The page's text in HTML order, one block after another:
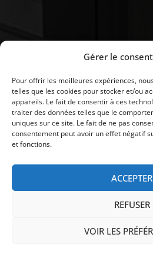
Gérer le
Pour offrir les meilleures expériences,
telles que les cookies pour stocker et/ou
appareils. Le fait de consentir à ces
traiter des données telles que le
uniques sur ce site. Le fait de ne pas
consentement peut avoir un effet négatif
et fonctions.
ACCEPTER
REFUSER
VOIR LES
Copyright © IDesign | Tous
Actualités|